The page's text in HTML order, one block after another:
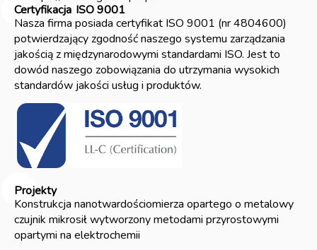
Certyfikacja ISO 9001
Nasza firma posiada certyfikat ISO 9001 (nr 4804600)
potwierdzający zgodność naszego systemu zarządzania
jakością z międzynarodowymi standardami ISO. Jest to
dowód naszego zobowiązania do utrzymania wysokich
standardów jakości usług i produktów.
Projekty
Konstrukcja nanotwardościomierza opartego o metalowy
czujnik mikrosił wytworzony metodami przyrostowymi
opartymi na elektrochemii